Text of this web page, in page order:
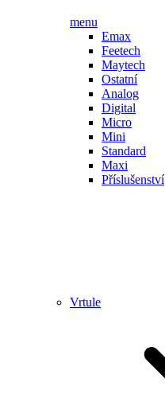
menu
Emax
Feetech
Maytech
Ostatní
Analog
Digital
Micro
Mini
Standard
Maxi
Příslušenství
Vrtule